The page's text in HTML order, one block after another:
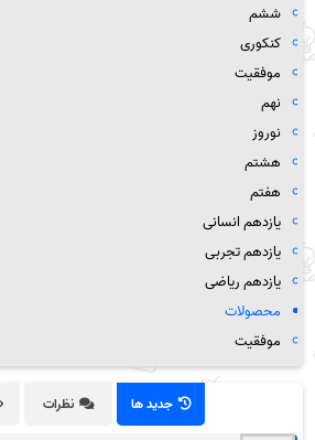
ششم
کنکوری
موفقیت
نهم
نوروز
هشتم
هفتم
یازدهم انسانی
یازدهم تجربی
یازدهم ریاضی
محصولات
موفقیت
جدید ها نظرات